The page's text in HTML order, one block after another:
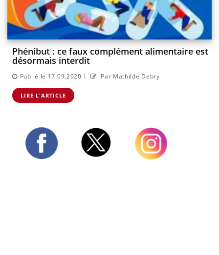
Phénibut : ce faux complément alimentaire est
désormais interdit
Publié le 17.09.2020 | Par Mathilde Debry
LIRE L'ARTICLE